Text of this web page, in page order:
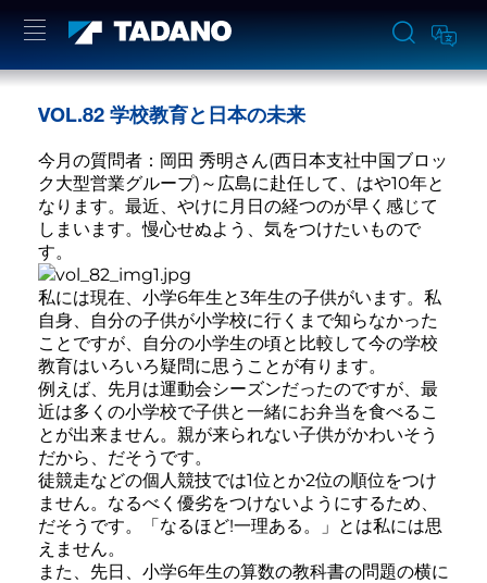
VOL.82 学校教育と日本の未来
今月の質問者：岡田 秀明さん(西日本支社中国ブロッ
ク大型営業グループ)～広島に赴任して、はや10年と
なります。最近、やけに月日の経つのが早く感じて
しまいます。慢心せぬよう、気をつけたいもので
す。
私には現在、小学6年生と3年生の子供がいます。私
自身、自分の子供が小学校に行くまで知らなかった
ことですが、自分の小学生の頃と比較して今の学校
教育はいろいろ疑問に思うことが有ります。
例えば、先月は運動会シーズンだったのですが、最
近は多くの小学校で子供と一緒にお弁当を食べるこ
とが出来ません。親が来られない子供がかわいそう
だから、だそうです。
徒競走などの個人競技では1位とか2位の順位をつけ
ません。なるべく優劣をつけないようにするため、
だそうです。「なるほど!一理ある。」とは私には思
えません。
また、先日、小学6年生の算数の教科書の問題の横に